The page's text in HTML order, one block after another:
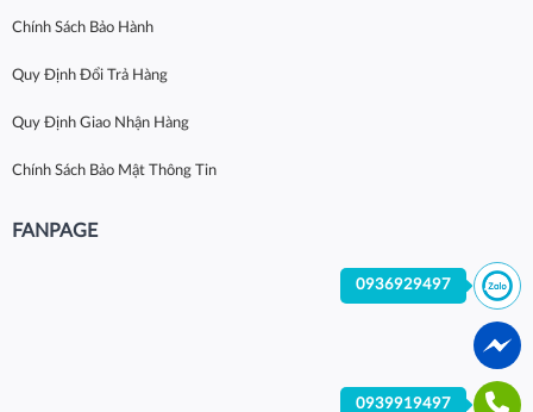
Chính Sách Bảo Hành
Quy Định Đổi Trả Hàng
Quy Định Giao Nhận Hàng
Chính Sách Bảo Mật Thông Tin
FANPAGE
0936929497
0939919497